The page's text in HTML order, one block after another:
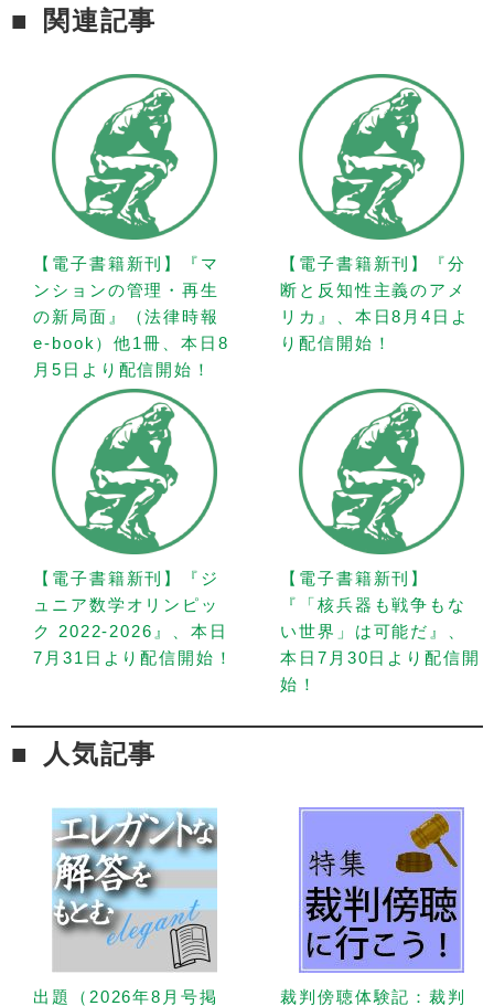
関連記事
【電子書籍新刊】『マ
ンションの管理・再生
の新局面』（法律時報
e-book）他1冊、本日8
月5日より配信開始！
【電子書籍新刊】『分
断と反知性主義のアメ
リカ』、本日8月4日よ
り配信開始！
【電子書籍新刊】『ジ
ュニア数学オリンピッ
ク 2022-2026』、本日
7月31日より配信開始！
【電子書籍新刊】
『「核兵器も戦争もな
い世界」は可能だ』、
本日7月30日より配信開
始！
人気記事
出題（2026年8月号掲 裁判傍聴体験記：裁判